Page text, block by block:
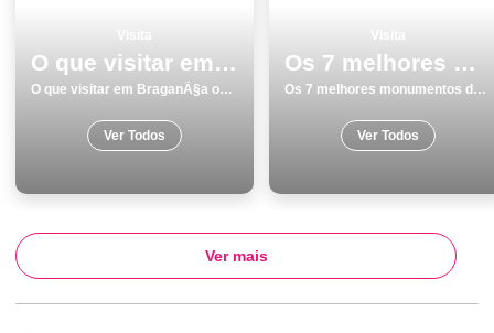
O que visitar em BraganÃ§a os 7 melhores locais
O que visitar em BraganÃ§a os 7 melhores locais
Ver Todos
Os 7 melhores monumentos de Castelo Branco para visitar
Os 7 melhores monumentos de Castelo Branco para visitar
Ver Todos
Ver mais